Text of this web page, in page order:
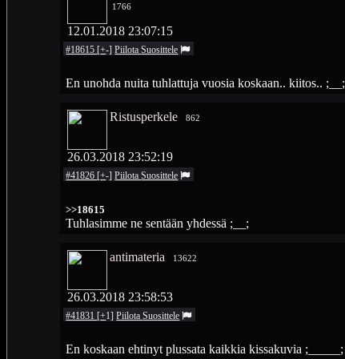
1766
12.01.2018 23:07:15
#18615 [+-]PiilotaSuosittele
En unohda nuita tuhlattuja vuosia koskaan.. kiitos.. ;__;
Ristusperkele 862
26.03.2018 23:52:19
#41826 [+-]PiilotaSuosittele
>>18615
Tuhlasimme ne sentään yhdessä ;__;
antimateria 13622
26.03.2018 23:58:53
#41831 [+1]PiilotaSuosittele
En koskaan ehtinyt plussata kaikkia kissakuvia ;_____;